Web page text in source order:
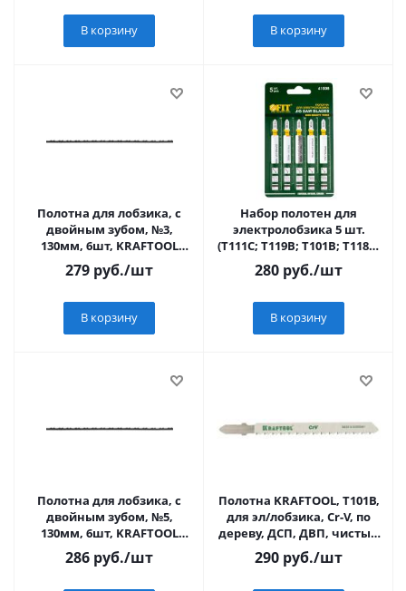
В корзину В корзину
Полотна для лобзика, с
двойным зубом, №3,
130мм, 6шт, KRAFTOOL
"Pro Cut" 15340-03
279 руб./шт
В корзину
Набор полотен для
электролобзика 5 шт.
(T111C; T119B; T101B; T118A;
T127D)
280 руб./шт
В корзину
Полотна для лобзика, с
двойным зубом, №5,
130мм, 6шт, KRAFTOOL
"Pro Cut" 15340-05
286 руб./шт
Полотна KRAFTOOL, T101B,
для эл/лобзика, Cr-V, по
дереву, ДСП, ДВП, чистый
рез, EU-хвост., шаг 2,5мм
290 руб./шт